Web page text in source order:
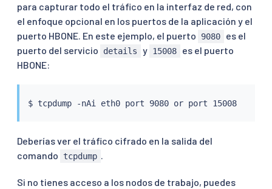
para capturar todo el tráfico en la interfaz de red, con
el enfoque opcional en los puertos de la aplicación y el
puerto HBONE. En este ejemplo, el puerto
9080
es el
puerto del servicio
details y 15008
es el puerto
HBONE:
$ tcpdump -nAi eth0 port 9080 or port 15008
Deberías ver el tráfico cifrado en la salida del
comando
tcpdump .
Si no tienes acceso a los nodos de trabajo, puedes